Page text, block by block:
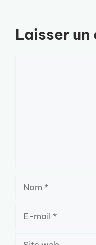
Laisser
mail
Site